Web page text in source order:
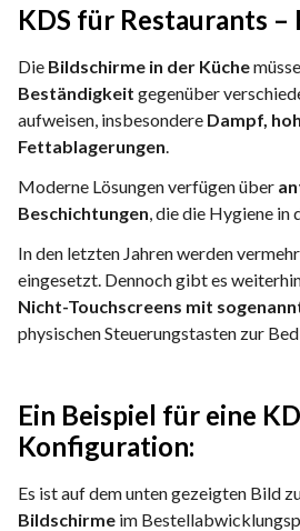
KDS für Restaurants –
Die Bildschirme in der Küche
Beständigkeit gegenüber
aufweisen, insbesondere Dampf,
Fettablagerungen
Moderne Lösungen verfügen über
Beschichtungen , die die Hygiene in
In den letzten Jahren werden
eingesetzt. Dennoch gibt es
Nicht-Touchscreens mit
physischen Steuerungstasten zur
Ein Beispiel für eine
Konfiguration:
Es ist auf dem unten gezeigten Bild
Bildschirme im